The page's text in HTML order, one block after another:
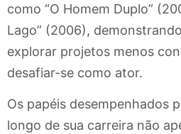
como “O Homem Duplo”
Lago” (2006),
explorar projetos menos
desafiar-se como ator.
Os papéis desempenhados
longo de sua carreira não